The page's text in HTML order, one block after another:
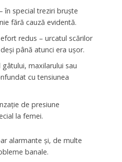
în special treziri bruște
fără cauză evidentă.
redus – urcatul scărilor
până atunci era ușor.
maxilarului sau
cu tensiunea
de presiune
la femei.
alarmante și, de multe
banale.